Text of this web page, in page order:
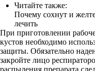
Читайте также:
Почему сохнут и
лечить
При приготовлении
кустов необходимо
защиты. Обязательно
закройте лицо
распыления препарата